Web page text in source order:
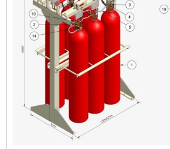
ĐẦU BÁO LỬA CHỐNG NỔ IR3-